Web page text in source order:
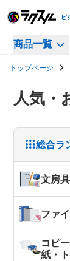
ビ
商品一覧
トップページ
人気・
総合ラ
文房
ファ
コピ
紙・